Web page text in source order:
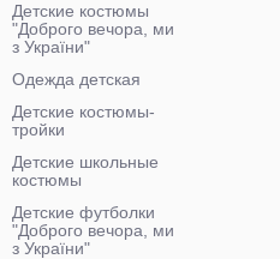
Детские костюмы
"Доброго вечора, ми
з України"
Одежда детская
Детские костюмы-
тройки
Детские школьные
костюмы
Детские футболки
"Доброго вечора, ми
з України"